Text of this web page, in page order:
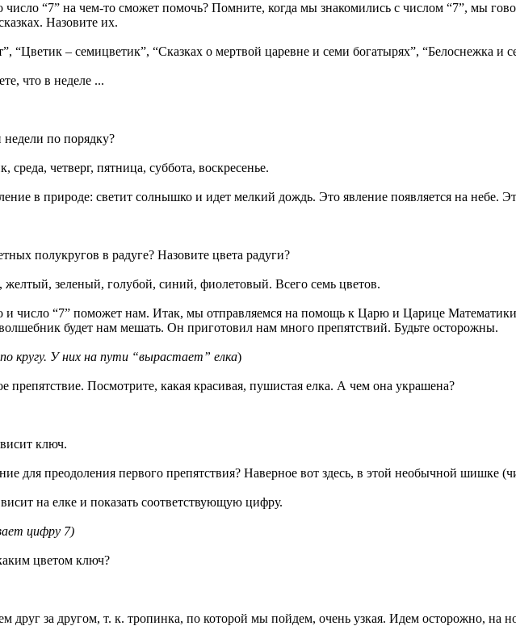
“7” на чем-то сможет помочь? Помните, когда мы знакомились с числом “7”, мы
Назовите их.
“Цветик – семицветик”, “Сказках о мертвой царевне и семи богатырях”, “Белоснежка и
что в неделе ...
недели по порядку?
среда, четверг, пятница, суббота, воскресенье.
в природе: светит солнышко и идет мелкий дождь. Это явление появляется на небе.
полукругов в радуге? Назовите цвета радуги?
зеленый, голубой, синий, фиолетовый. Всего семь цветов.
и число “7” поможет нам. Итак, мы отправляемся на помощь к Царю и Царице
будет нам мешать. Он приготовил нам много препятствий. Будьте осторожны.
кругу. У них на пути “вырастает” елка)
препятствие. Посмотрите, какая красивая, пушистая елка. А чем она украшена?
ключ.
для преодоления первого препятствия? Наверное вот здесь, в этой необычной шишке
на елке и показать соответствующую цифру.
цифру 7)
цветом ключ?
друг за другом, т. к. тропинка, по которой мы пойдем, очень узкая. Идем осторожно, на